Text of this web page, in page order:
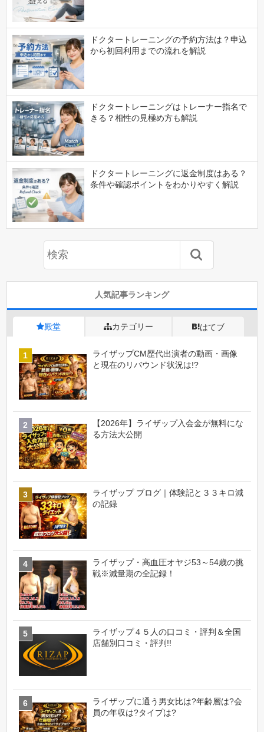
ドクタートレーニングの予約方法は？申込
から初回利用までの流れを解説
ドクタートレーニングはトレーナー指名で
きる？相性の見極め方も解説
ドクタートレーニングに返金制度はある？
条件や確認ポイントをわかりやすく解説
人気記事ランキング
殿堂 カテゴリー はてブ
ライザップCM歴代出演者の動画・画像
と現在のリバウンド状況は!?
【2026年】ライザップ入会金が無料にな
る方法大公開
ライザップ ブログ｜体験記と３３キロ減
の記録
ライザップ・高血圧オヤジ53～54歳の挑
戦※減量期の全記録！
ライザップ４５人の口コミ・評判＆全国
店舗別口コミ・評判!!
ライザップに通う男女比は?年齢層は?会
員の年収は?タイプは?